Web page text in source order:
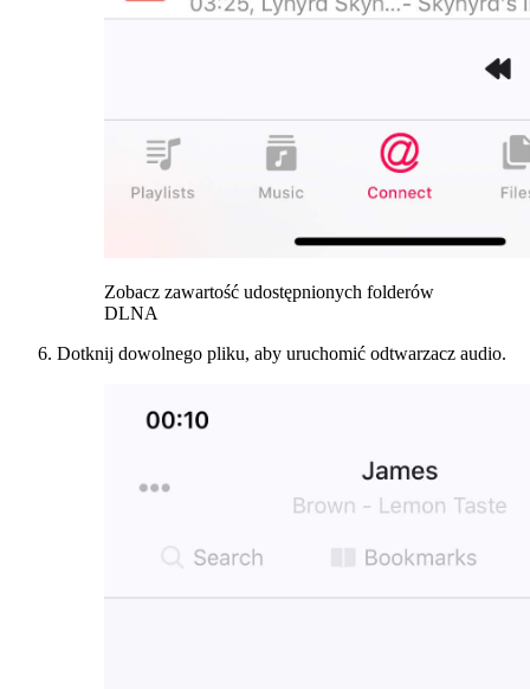
Zobacz zawartość udostępnionych folderów
DLNA
Dotknij dowolnego pliku, aby uruchomić odtwarzacz audio.